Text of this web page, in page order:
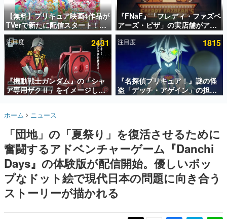
アプリセール情報
インタビュー
連載・特集一覧
殿堂入り記事
SNS拡散数が数千以上！ ページビュー数万以上！ などな
ど。多くの人々に読まれた、電ファミ渾身の“殿堂入り”記
事をまとめました。
名作ゲームクリエイターの方々に製作時のエピソードをお
きます。
赫本
この物語を解いてはいけない。『赫本』は、〈試験問題〉
の形をした短編ホラー小説集です。
新世代に訊く
これからのデジタルゲーム市場を担う若きクリエイター達
【無料】プリキュア映画4作品が
TVerで新たに配信スタート！な
んと2018年～2024年の映画ほぼ
すべてが見放題に、ぶっちゃけ
ありえないラインナップ
『FNaF』「フレディ・ファズベ
アーズ・ピザ」の実店舗がアメ
リカの商業施設「American
Dream」に2027年オープン！
ScottGamesとの共同開発、食
事だけでなくステージショーや
没入型のホラー体験も楽しめる
注目度 2431
『機動戦士ガンダム』の「シャ
ア専用ザクⅡ」をイメージした
散水ホースリールが予約開始。
ークやジオン公国軍のエンブレ
注目度 1815
『名探偵プリキュア！』謎の怪
盗「デッチ・アゲイン」の担当
キャストは天﨑滉平さんと判
ホーム ニュース
「団地」の「夏祭り」を復活させるために
奮闘するアドベンチャーゲーム『Danchi
Days』の体験版が配信開始。優しいポッ
プなドット絵で現代日本の問題に向き合う
ストーリーが描かれる